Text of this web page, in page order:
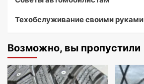
Техобслуживание своими руками
Возможно, вы пропустили